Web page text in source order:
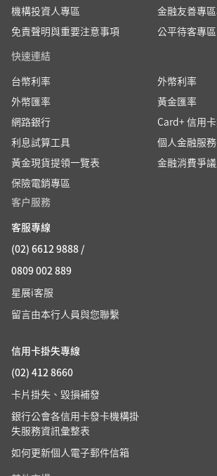
個人金融服務手續費
保管箱費率表
保管箱費率表
機構投資人專區
金融友善專
免責聲明與重要注意事項
公平待客專區
快速連結
台幣利率
外幣利率
外幣匯率
黃金匯率
網路銀行
Card+ 信用
利息試算工具
個人金融服
黃金現貨提領一覽表
金融消費爭
保險電銷專區
客户服務
客服專線
(02) 6612 9888 /
0809 002 889
星展i客服
留言由本行人員與您聯繫
信用卡掛失專線
(02) 412 8660
卡片掛失、毀損補發
銀行公會各信用卡發卡機構掛
失服務資訊彙整表
如何更新個人電子郵件信箱